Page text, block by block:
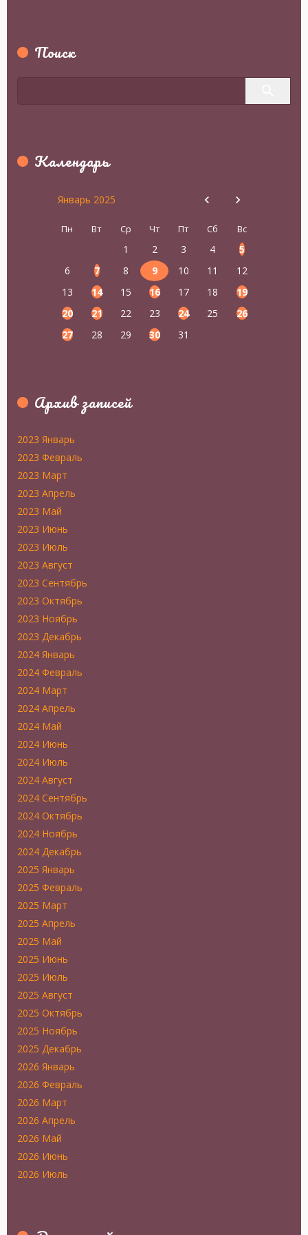
Поиск
Календарь
Январь 2025
Пн Вт Ср Чт Пт Сб Вс
1 2 3 4
5
6
7 8 9 10 11
12
13
14 15 16 17 18
19
20
21 22 23 24 25
26
27
28 29 30 31
Архив записей
2023 Январь
2023 Февраль
2023 Март
2023 Апрель
2023 Май
2023 Июнь
2023 Июль
2023 Август
2023 Сентябрь
2023 Октябрь
2023 Ноябрь
2023 Декабрь
2024 Январь
2024 Февраль
2024 Март
2024 Апрель
2024 Май
2024 Июнь
2024 Июль
2024 Август
2024 Сентябрь
2024 Октябрь
2024 Ноябрь
2024 Декабрь
2025 Январь
2025 Февраль
2025 Март
2025 Апрель
2025 Май
2025 Июнь
2025 Июль
2025 Август
2025 Октябрь
2025 Ноябрь
2025 Декабрь
2026 Январь
2026 Февраль
2026 Март
2026 Апрель
2026 Май
2026 Июнь
2026 Июль